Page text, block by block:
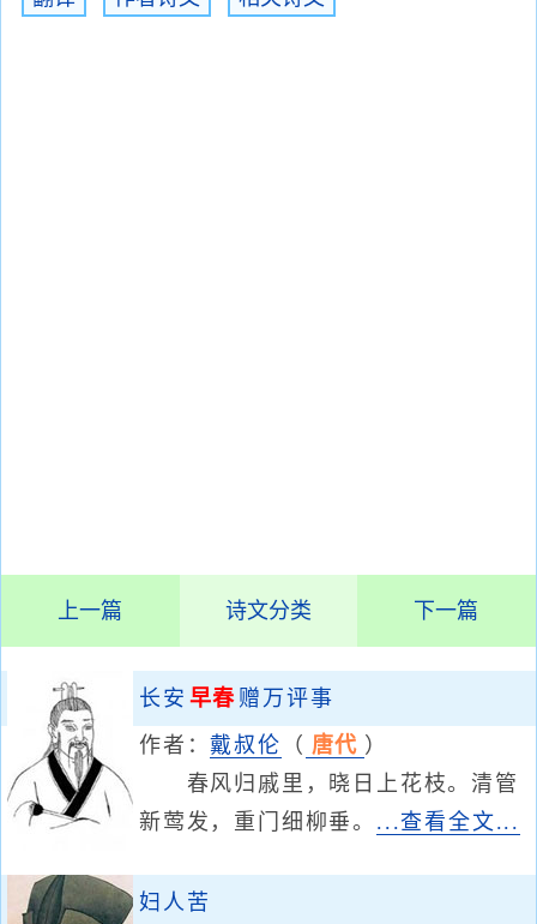
上一篇 诗文分类 下一篇
长安 早春 赠万评事
作者：戴叔伦 （ 唐代 ）
春风归戚里，晓日上花枝。清管
新莺发，重门细柳垂。 ...查看全文...
妇人苦